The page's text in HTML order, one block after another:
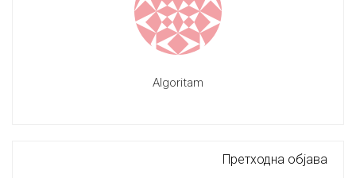
Algoritam
Претходна објава